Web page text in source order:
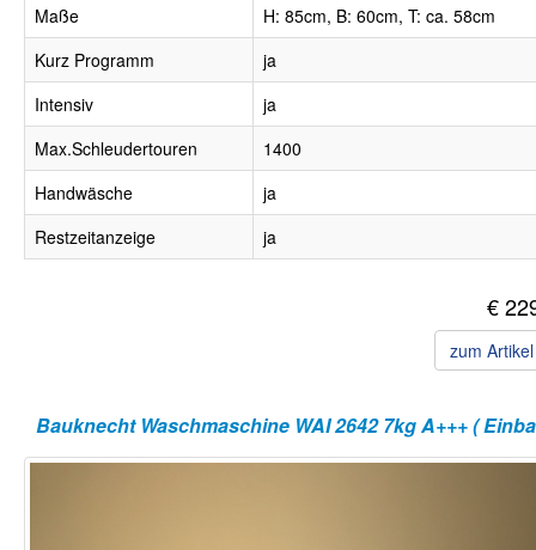
Maße
H: 85cm, B: 60cm, T: ca. 58cm
Kurz Programm
ja
Intensiv
ja
Max.Schleudertouren
1400
Handwäsche
ja
Restzeitanzeige
ja
€
zum